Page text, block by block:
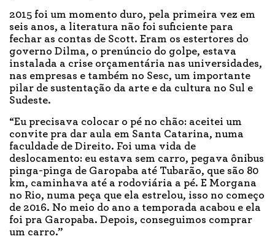
2015 foi um momento duro, pela primeira vez em
seis anos, a literatura não foi suficiente para
fechar as contas de Scott. Eram os estertores do
governo Dilma, o prenúncio do golpe, estava
instalada a crise orçamentária nas universidades,
nas empresas e também no Sesc, um importante
pilar de sustentação da arte e da cultura no Sul e
Sudeste.
“Eu precisava colocar o pé no chão: aceitei um
convite pra dar aula em Santa Catarina, numa
faculdade de Direito. Foi uma vida de
deslocamento: eu estava sem carro, pegava ônibus
pinga-pinga de Garopaba até Tubarão, que são 80
km, caminhava até a rodoviária a pé. E Morgana
no Rio, numa peça que ela estrelou, isso no começo
de 2016. No meio do ano a temporada acabou e ela
foi pra Garopaba. Depois, conseguimos comprar
um carro.”